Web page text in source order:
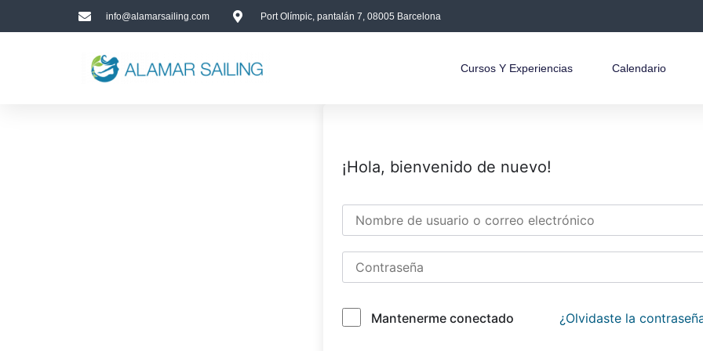
info@alamarsailing.com Port Olímpic, pantalán 7, 08005 Barcelona
Cursos Y Experiencias Calendario
¡Hola, bienvenido de nuevo!
Mantenerme conectado ¿Olvidaste la